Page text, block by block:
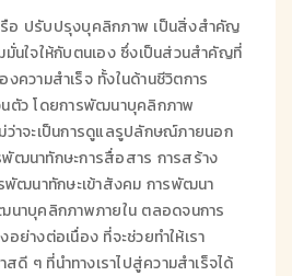
อ ปรับปรุงบุคลิกภาพ เป็นสิ่งสำคัญ
มั่นใจให้กับตนเอง ซึ่งเป็นส่วนสำคัญที่
งความสำเร็จ ทั้งในด้านชีวิตการ
ตัว โดยการพัฒนาบุคลิกภาพ
ว่าจะเป็นการดูแลรูปลักษณ์ภายนอก
ฒนาทักษะการสื่อสาร การสร้าง
พัฒนาทักษะเข้าสังคม การพัฒนา
นาบุคลิกภาพภายใน ตลอดจนการ
ย่างต่อเนื่อง ที่จะช่วยทำให้เรา
ดี ๆ ที่นำทางเราไปสู่ความสำเร็จได้